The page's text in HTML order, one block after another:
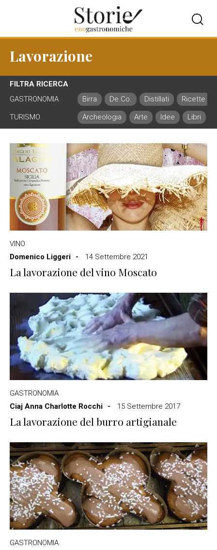
Lavorazione
FILTRA RICERCA
GASTRONOMIA
Birra De.Co. Distillati Ricette
TURISMO Archeologia Arte Idee Libri
VINO
Domenico Liggeri
14 Settembre 2021
La lavorazione del vino Moscato
GASTRONOMIA
Ciaj Anna Charlotte Rocchi
15 Settembre 2017
La lavorazione del burro artigianale
GASTRONOMIA